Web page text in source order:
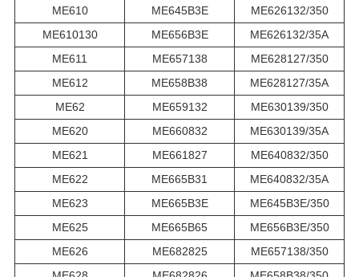
ME610
ME645B3E
ME626132/350
ME610130
ME656B3E
ME626132/35A
ME611
ME657138
ME628127/350
ME612
ME658B38
ME628127/35A
ME62
ME659132
ME630139/350
ME620
ME660832
ME630139/35A
ME621
ME661827
ME640832/350
ME622
ME665B31
ME640832/35A
ME623
ME665B3E
ME645B3E/350
ME625
ME665B65
ME656B3E/350
ME626
ME682825
ME657138/350